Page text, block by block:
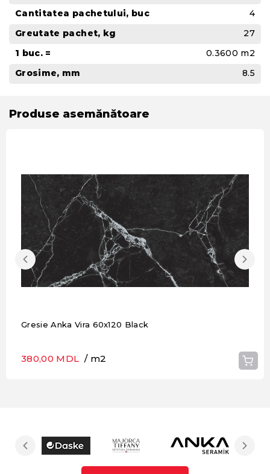
Cantitatea pachetului, buc
4
Greutate pachet, kg
27
1 buc. =
0.3600 m2
Grosime, mm
8.5
Produse asemănătoare
Gresie Anka Vira 60x120 Black
380,00 MDL / m2